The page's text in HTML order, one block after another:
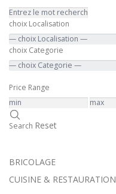
choix Localisation
choix Categorie
Price Range
Search Reset
BRICOLAGE
CUISINE & RESTAURATION